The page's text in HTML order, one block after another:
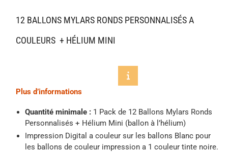
12 BALLONS MYLARS RONDS PERSONNALISÉS A
COULEURS + HÉLIUM MINI
Plus d’informations
Quantité minimale : 1 Pack de 12 Ballons Mylars Ronds
Personnalisés + Hélium Mini (ballon à l’hélium)
Impression Digital a couleur sur les ballons Blanc pour
les ballons de couleur impression a 1 couleur tinte noire.